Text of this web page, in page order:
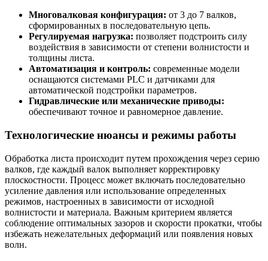
Многовалковая конфигурация: от 3 до 7 валков,
сформированных в последовательную цепь.
Регулируемая нагрузка: позволяет подстроить силу
воздействия в зависимости от степени волнистости и
толщины листа.
Автоматизация и контроль: современные модели
оснащаются системами PLC и датчиками для
автоматической подстройки параметров.
Гидравлические или механические приводы:
обеспечивают точное и равномерное давление.
Технологические нюансы и режимы работы
Обработка листа происходит путем прохождения через серию
валков, где каждый валок выполняет корректировку
плоскостности. Процесс может включать последовательно
усиление давления или использование определенных
режимов, настроенных в зависимости от исходной
волнистости и материала. Важным критерием является
соблюдение оптимальных зазоров и скорости прокатки, чтобы
избежать нежелательных деформаций или появления новых
волн.